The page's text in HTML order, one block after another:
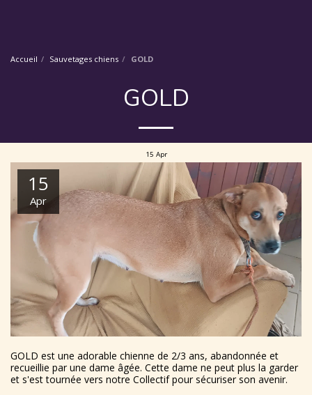
Accueil Sauvetages chiens GOLD
GOLD
15 Apr
15
Apr
GOLD est une adorable chienne de 2/3 ans, abandonnée et
recueillie par une dame âgée. Cette dame ne peut plus la garder
et s'est tournée vers notre Collectif pour sécuriser son avenir.